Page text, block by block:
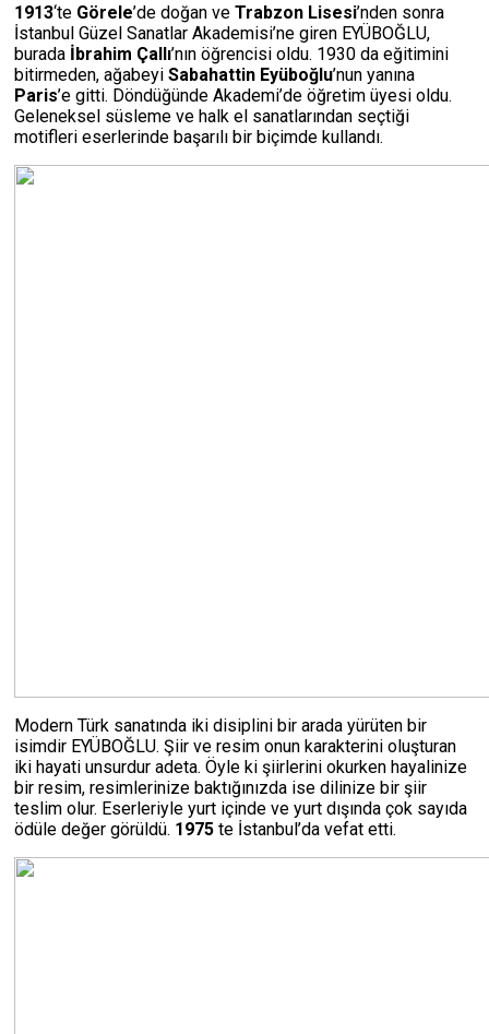
1913‘te Görele’de doğan ve Trabzon Lisesi’nden sonra
İstanbul Güzel Sanatlar Akademisi’ne giren EYÜBOĞLU,
burada İbrahim Çallı’nın öğrencisi oldu. 1930 da eğitimini
bitirmeden, ağabeyi Sabahattin Eyüboğlu’nun yanına
Paris’e gitti. Döndüğünde Akademi’de öğretim üyesi oldu.
Geleneksel süsleme ve halk el sanatlarından seçtiği
motifleri eserlerinde başarılı bir biçimde kullandı.
Modern Türk sanatında iki disiplini bir arada yürüten bir
isimdir EYÜBOĞLU. Şiir ve resim onun karakterini oluşturan
iki hayati unsurdur adeta. Öyle ki şiirlerini okurken hayalinize
bir resim, resimlerinize baktığınızda ise dilinize bir şiir
teslim olur. Eserleriyle yurt içinde ve yurt dışında çok sayıda
ödüle değer görüldü. 1975 te İstanbul’da vefat etti.